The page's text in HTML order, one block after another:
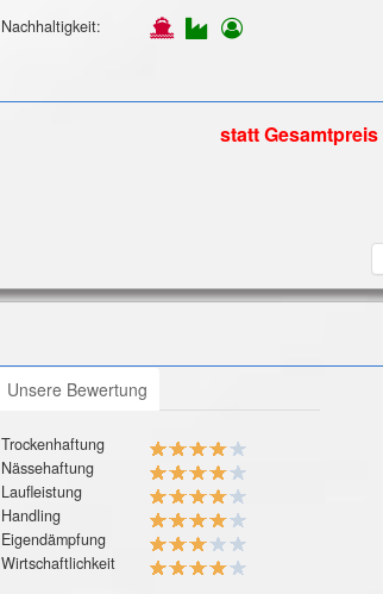
Nachhaltigkeit:
statt Gesamtpreis
Unsere Bewertung
Trockenhaftung
Nässehaftung
Laufleistung
Handling
Eigendämpfung
Wirtschaftlichkeit